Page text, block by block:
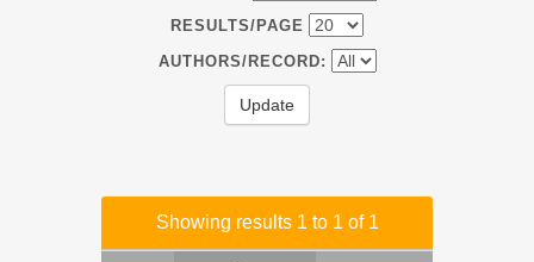
RESULTS/PAGE
AUTHORS/RECORD:
Showing results 1 to 1 of 1